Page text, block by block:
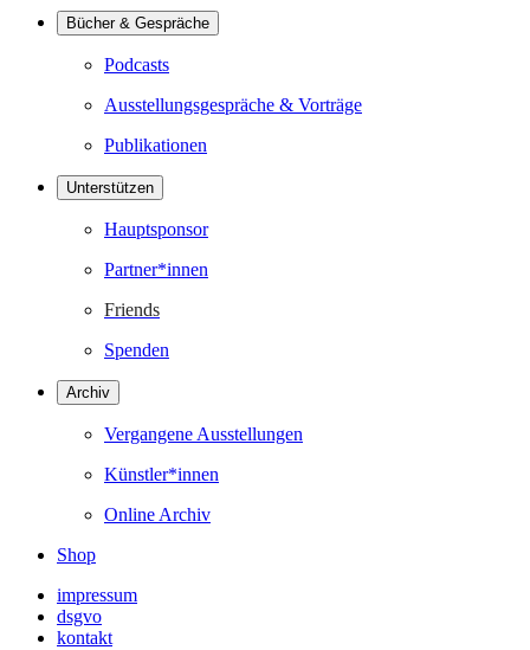
Bücher & Gespräche
Podcasts
Ausstellungsgespräche & Vorträge
Publikationen
Unterstützen
Hauptsponsor
Partner*innen
Friends
Spenden
Archiv
Vergangene Ausstellungen
Künstler*innen
Online Archiv
Shop
impressum
dsgvo
kontakt